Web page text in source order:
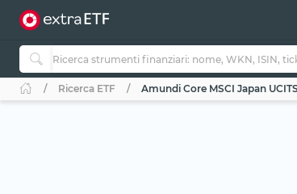
Ricerca ETF Amundi Core MSCI Japan